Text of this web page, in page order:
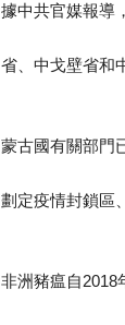
據中共官媒報導
省、中戈壁省和
蒙古國有關部門
劃定疫情封鎖區
非洲豬瘟自2018